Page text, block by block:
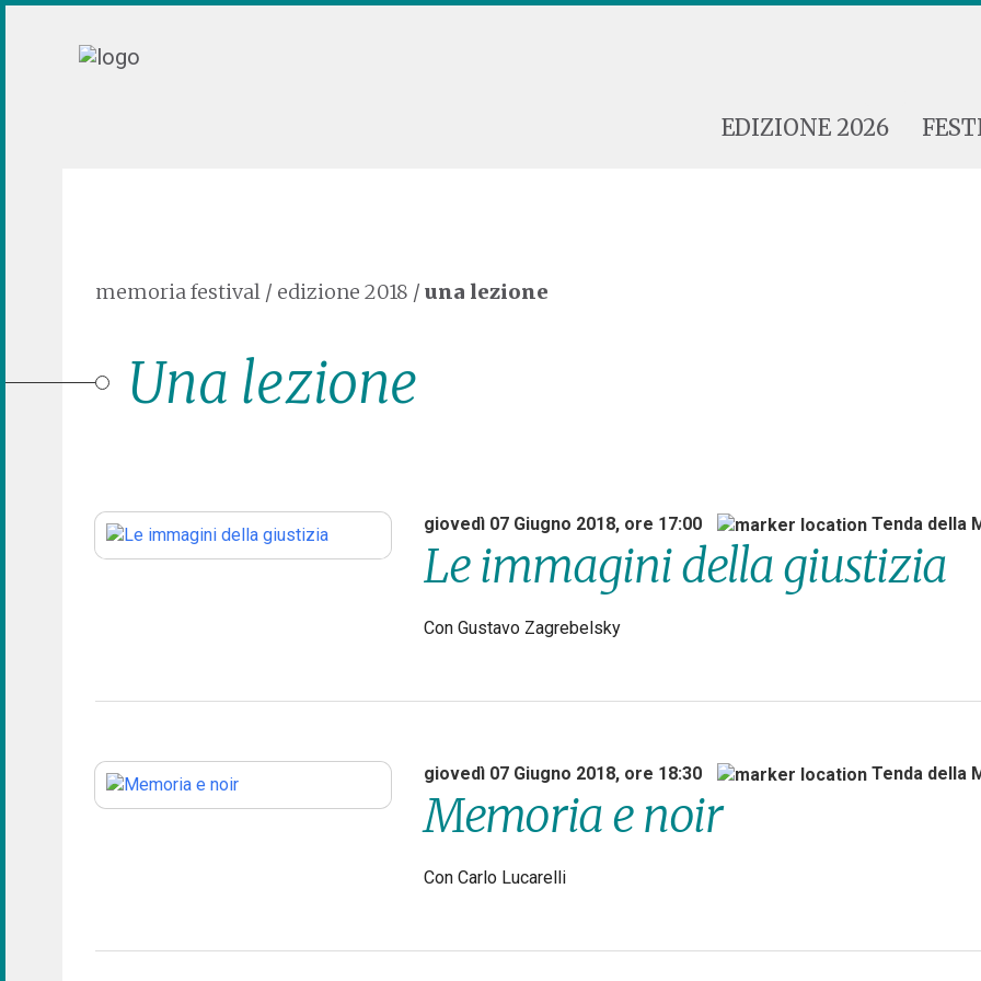
EDIZIONE 2026
memoria festival / edizione 2018 / una lezione
Una lezione
giovedì 07 Giugno 2018, ore 17:00 Tenda della
Le immagini della giustizia
Con Gustavo Zagrebelsky
giovedì 07 Giugno 2018, ore 18:30 Tenda della
Memoria e noir
Con Carlo Lucarelli